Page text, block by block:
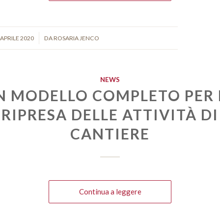
2020
/ DAROSARIA JENCO
NEWS
MODELLO COMPLETO PER
RIPRESA DELLE ATTIVITÀ DI
CANTIERE
Continua a leggere